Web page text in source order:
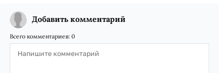
Добавить комментарий
Всего комментариев: 0